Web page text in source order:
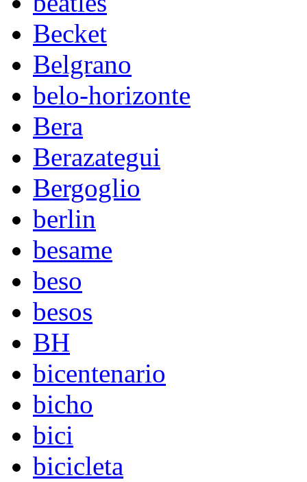
Becket
Belgrano
belo-horizonte
Bera
Berazategui
Bergoglio
berlin
besame
beso
besos
BH
bicentenario
bicho
bici
bicicleta